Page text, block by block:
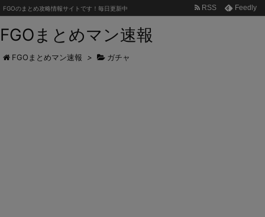
FGOまとめマン速報
FGOのまとめ攻略情報サイトです！毎日更新中 RSS Feedly
FGOまとめマン速報 > ガチャ